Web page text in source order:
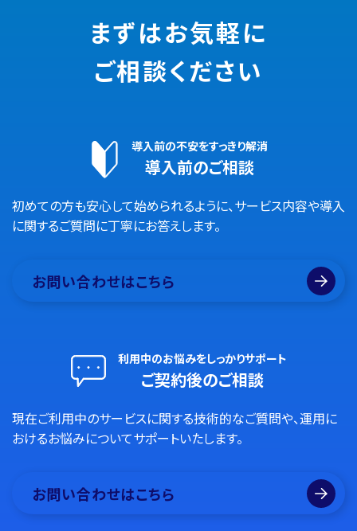
まずはお気軽に
ご相談ください
導入前の不安をすっきり解消
導入前のご相談
初めての方も安心して始められるように、サービス内容や導入
に関するご質問に丁寧にお答えします。
お問い合わせはこちら
利用中のお悩みをしっかりサポート
ご契約後のご相談
現在ご利用中のサービスに関する技術的なご質問や、運用に
おけるお悩みについてサポートいたします。
お問い合わせはこちら